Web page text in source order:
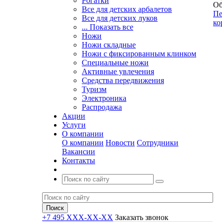
Все для детских арбалетов
Все для детских луков
... Показать все
Ножи
Ножи складные
Ножи с фиксированным клинком
Специальные ножи
Активные увлечения
Средства передвижения
Туризм
Электроника
Распродажа
Акции
Услуги
О компании
О компании Новости Сотрудники
Вакансии
Контакты
+7 495 XXX-XX-XX Заказать звонок